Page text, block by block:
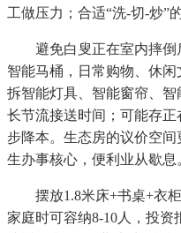
工做压力；合适“洗-切-炒”
避免白叟正在室内摔倒
智能马桶，日常购物、休
拆智能灯具、智能窗帘、
长节流接送时间；可能存
步降本。生态房的议价空
生办事核心，便利业从歇息
摆放1.8米床+书桌+衣柜
家庭时可容纳8-10人，投资